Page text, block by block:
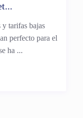
y tarifas bajas
perfecto para el
ha ...